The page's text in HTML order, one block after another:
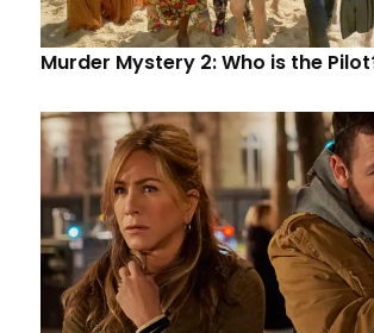
Murder Mystery 2: Who is the